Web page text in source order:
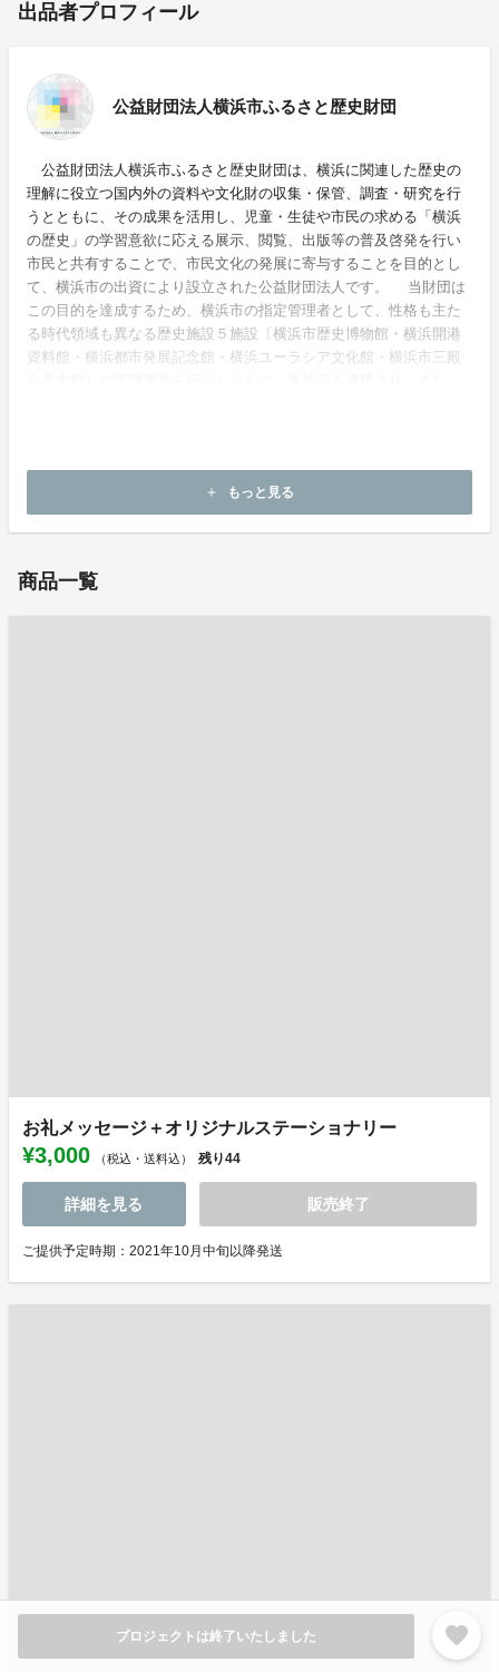
プロジェクトは終了いたしました favorite
出品者プロフィール
公益財団法人横浜市ふるさと歴史財団
公益財団法人横浜市ふるさと歴史財団は、横浜に関連した歴史の
理解に役立つ国内外の資料や文化財の収集・保管、調査・研究を行
うとともに、その成果を活用し、児童・生徒や市民の求める「横浜
の歴史」の学習意欲に応える展示、閲覧、出版等の普及啓発を行い
市民と共有することで、市民文化の発展に寄与することを目的とし
て、横浜市の出資により設立された公益財団法人です。 当財団は
この目的を達成するため、横浜市の指定管理者として、性格も主た
る時代領域も異なる歴史施設５施設〔横浜市歴史博物館・横浜開港
資料館・横浜都市発展記念館・横浜ユーラシア文化館・横浜市三殿
add もっと見る
商品一覧
お礼メッセージ＋オリジナルステーショナリー
¥3,000 （税込・送料込） 残り44
詳細を見る 販売終了
ご提供予定時期：2021年10月中旬以降発送